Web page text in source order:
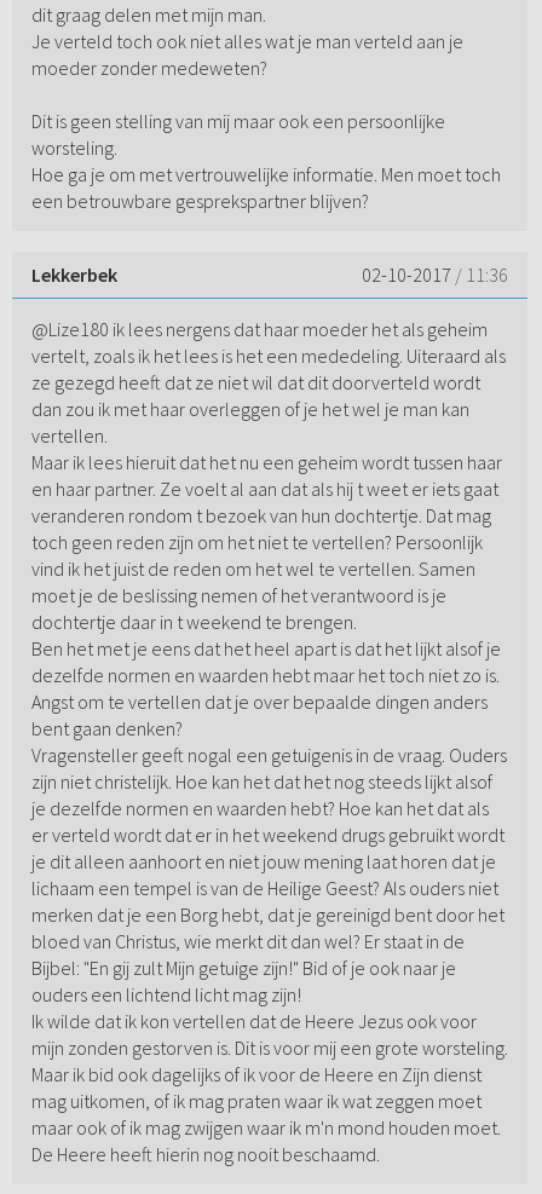
dit graag delen met mijn man.
Je verteld toch ook niet alles wat je man verteld aan je
moeder zonder medeweten?
Dit is geen stelling van mij maar ook een persoonlijke
worsteling.
Hoe ga je om met vertrouwelijke informatie. Men moet toch
een betrouwbare gesprekspartner blijven?
Lekkerbek 02-10-2017 / 11:36
@Lize180 ik lees nergens dat haar moeder het als geheim
vertelt, zoals ik het lees is het een mededeling. Uiteraard als
ze gezegd heeft dat ze niet wil dat dit doorverteld wordt
dan zou ik met haar overleggen of je het wel je man kan
vertellen.
Maar ik lees hieruit dat het nu een geheim wordt tussen haar
en haar partner. Ze voelt al aan dat als hij t weet er iets gaat
veranderen rondom t bezoek van hun dochtertje. Dat mag
toch geen reden zijn om het niet te vertellen? Persoonlijk
vind ik het juist de reden om het wel te vertellen. Samen
moet je de beslissing nemen of het verantwoord is je
dochtertje daar in t weekend te brengen.
Ben het met je eens dat het heel apart is dat het lijkt alsof je
dezelfde normen en waarden hebt maar het toch niet zo is.
Angst om te vertellen dat je over bepaalde dingen anders
bent gaan denken?
Vragensteller geeft nogal een getuigenis in de vraag. Ouders
zijn niet christelijk. Hoe kan het dat het nog steeds lijkt alsof
je dezelfde normen en waarden hebt? Hoe kan het dat als
er verteld wordt dat er in het weekend drugs gebruikt wordt
je dit alleen aanhoort en niet jouw mening laat horen dat je
lichaam een tempel is van de Heilige Geest? Als ouders niet
merken dat je een Borg hebt, dat je gereinigd bent door het
bloed van Christus, wie merkt dit dan wel? Er staat in de
Bijbel: "En gij zult Mijn getuige zijn!" Bid of je ook naar je
ouders een lichtend licht mag zijn!
Ik wilde dat ik kon vertellen dat de Heere Jezus ook voor
mijn zonden gestorven is. Dit is voor mij een grote worsteling.
Maar ik bid ook dagelijks of ik voor de Heere en Zijn dienst
mag uitkomen, of ik mag praten waar ik wat zeggen moet
maar ook of ik mag zwijgen waar ik m'n mond houden moet.
De Heere heeft hierin nog nooit beschaamd.